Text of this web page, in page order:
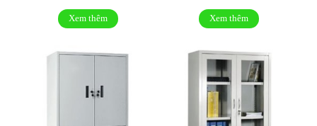
Xem thêm Xem thêm